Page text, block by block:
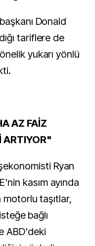
Donald
tariflere de
yukarı yönlü
AZ FAİZ
ARTIYOR"
Ryan
kasım ayında
motorlu taşıtlar,
bağlı
ABD'deki